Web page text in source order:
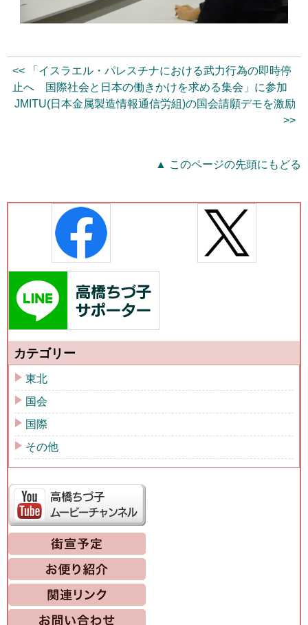
<< 「イスラエル・パレスチナにおける武力行為の即時停
止へ 国際社会と日本の働きかけを求める集会」に参加
JMITU(日本金属製造情報通信労組)の国会請願デモを激励
>>
▲ このページの先頭にもどる
カテゴリー
東北
国会
国際
その他